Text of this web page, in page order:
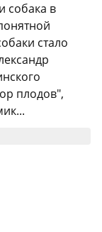
собака в
стало
плодов",